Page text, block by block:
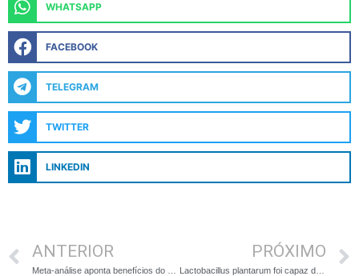
WHATSAPP
FACEBOOK
TELEGRAM
TWITTER
LINKEDIN
ANTERIOR PRÓXIMO
Lactobacillus plantarum foi capaz de reduzir a obesidade induzida em animais